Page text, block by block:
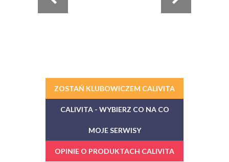
ZOSTAŃ KLUBOWICZEM CALIVITA
CALIVITA - WYBIERZ CO NA CO
MOJE SERWISY
OPINIE O PRODUKTACH CALIVITA